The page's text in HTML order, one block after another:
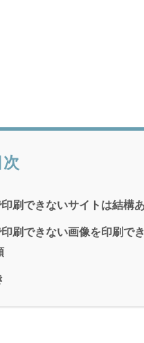
次
刷できないサイトは結構
刷できない画像を印刷で